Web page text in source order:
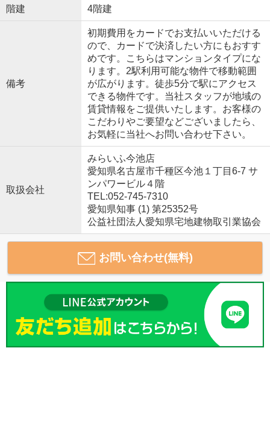
階建 4階建
備考
初期費用をカードでお支払いいただける
ので、カードで決済したい方にもおすす
めです。こちらはマンションタイプにな
ります。2駅利用可能な物件で移動範囲
が広がります。徒歩5分で駅にアクセス
できる物件です。当社スタッフが地域の
賃貸情報をご提供いたします。お客様の
こだわりやご要望などございましたら、
お気軽に当社へお問い合わせ下さい。
取扱会社
みらいふ今池店
愛知県名古屋市千種区今池１丁目6-7 サ
ンパワービル４階
TEL:052-745-7310
愛知県知事 (1) 第25352号
公益社団法人愛知県宅地建物取引業協会
お問い合わせ(無料)